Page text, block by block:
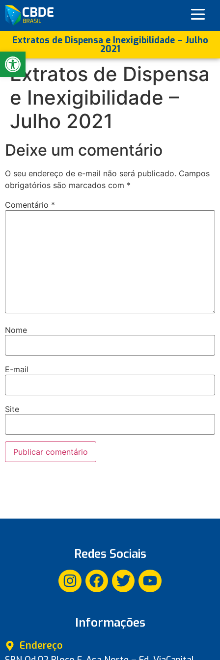
Abrir a barra de ferramentas
Extratos de Dispensa e Inexigibilidade – Julho
2021
Extratos de Dispensa
e Inexigibilidade –
Julho 2021
Deixe um comentário
O seu endereço de e-mail não será publicado. Campos
obrigatórios são marcados com *
Comentário *
Nome
E-mail
Site
Redes Sociais
Informações
Endereço